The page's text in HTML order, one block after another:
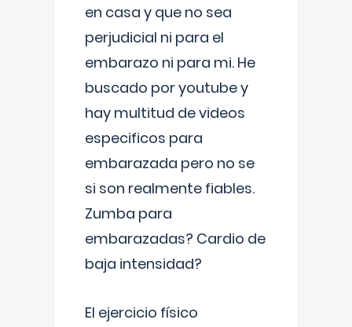
en casa y que no sea
perjudicial ni para el
embarazo ni para mi. He
buscado por youtube y
hay multitud de videos
especificos para
embarazada pero no se
si son realmente fiables.
Zumba para
embarazadas? Cardio de
baja intensidad?
El ejercicio físico